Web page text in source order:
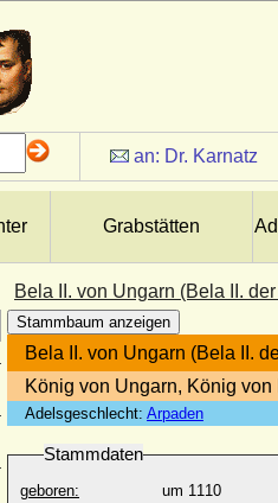
an: Dr. Karnatz
Grabstätten
Bela II. von Ungarn (Bela II.
Stammbaum anzeigen
Bela II. von Ungarn (Bela II.
König von Ungarn, König von
Adelsgeschlecht: Arpaden
Stammdaten
geboren:
um 1110